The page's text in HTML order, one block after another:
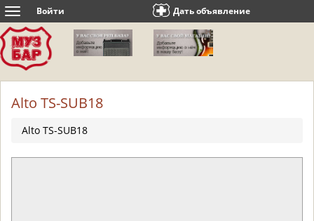
Toggle
navigation
Войти Дать объявление
Alto TS-SUB18
Alto TS-SUB18